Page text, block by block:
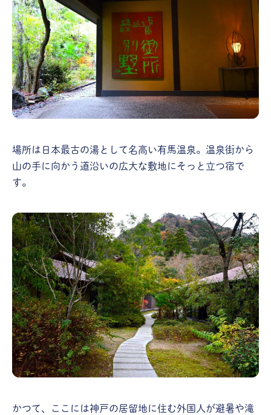
場所は日本最古の湯として名高い有馬温泉。温泉街から
山の手に向かう道沿いの広大な敷地にそっと立つ宿で
す。
かつて、ここには神戸の居留地に住む外国人が避暑や滝